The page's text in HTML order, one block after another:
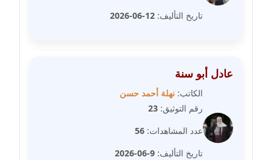
مدونة زينب حمدي
عاملة
مدونة سارة القصبي
عاملة
مدونة سارة سعيد
تاريخ التأليف: 12-06-2026
عادل أبو سنة
الكاتب: نهلة أحمد حسن
رقم التوثيق: 23
عدد المشاهدات: 56
تاريخ التأليف: 9-06-2026